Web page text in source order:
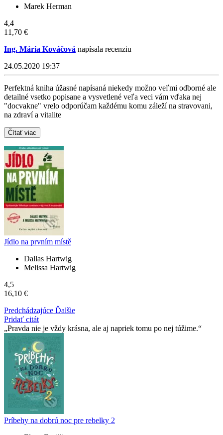
Marek Herman
4,4
11,70 €
Ing. Mária Kováčová napísala recenziu
24.05.2020 19:37
Perfektná kniha úžasné napísaná niekedy možno veľmi odborné ale
detailné vsetko popisane a vysvetlené veľa veci vám vďaka nej
"docvakne" vrelo odporúčam každému komu záleží na stravovani,
na zdraví a vitalite
Čítať viac
Jídlo na prvním místě
Dallas Hartwig
Melissa Hartwig
4,5
16,10 €
Predchádzajúce Ďalšie
Pridať citát
Pravda nie je vždy krásna, ale aj napriek tomu po nej túžime.
Príbehy na dobrú noc pre rebelky 2